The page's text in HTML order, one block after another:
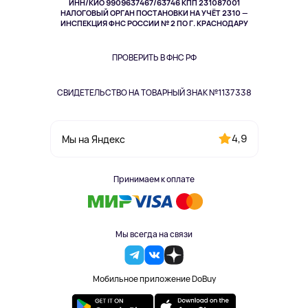
ИНН/КИО 9909637467/63746 КПП 231087001
НАЛОГОВЫЙ ОРГАН ПОСТАНОВКИ НА УЧЁТ 2310 —
ИНСПЕКЦИЯ ФНС РОССИИ № 2 ПО Г. КРАСНОДАРУ
ПРОВЕРИТЬ В ФНС РФ
СВИДЕТЕЛЬСТВО НА ТОВАРНЫЙ ЗНАК №1137338
Мы на Яндекс 4,9
Принимаем к оплате
Мы всегда на связи
Мобильное приложение DoBuy
Здоровье питомцев
Одежда и аксессуары